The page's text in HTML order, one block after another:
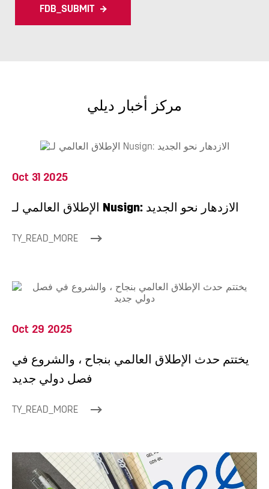
FDB_SUBMIT
مركز أخبار ديلي
Oct 31 2025
الإطلاق العالمي لـ Nusign: الازدهار نحو الجديد
TY_READ_MORE
Oct 29 2025
يختتم حدث الإطلاق العالمي بنجاح ، والشروع في
فصل دولي جديد
TY_READ_MORE